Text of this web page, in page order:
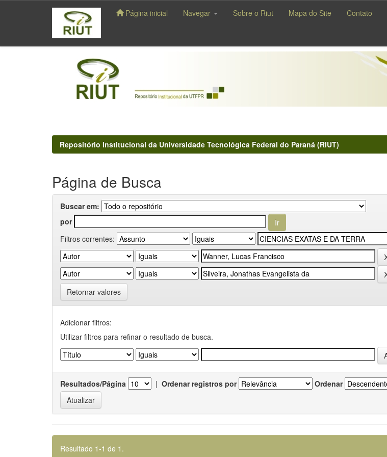
navigation
Página inicial Navegar Sobre o Riut Mapa do Site Contato
Repositório Institucional da Universidade Tecnológica Federal do Paraná (RIUT)
Página de Busca
Buscar em:
por
Filtros correntes:
Retornar valores
Adicionar filtros:
Utilizar filtros para refinar o resultado de busca.
Resultados/Página | Ordenar registros por Ordenar
Resultado 1-1 de 1.